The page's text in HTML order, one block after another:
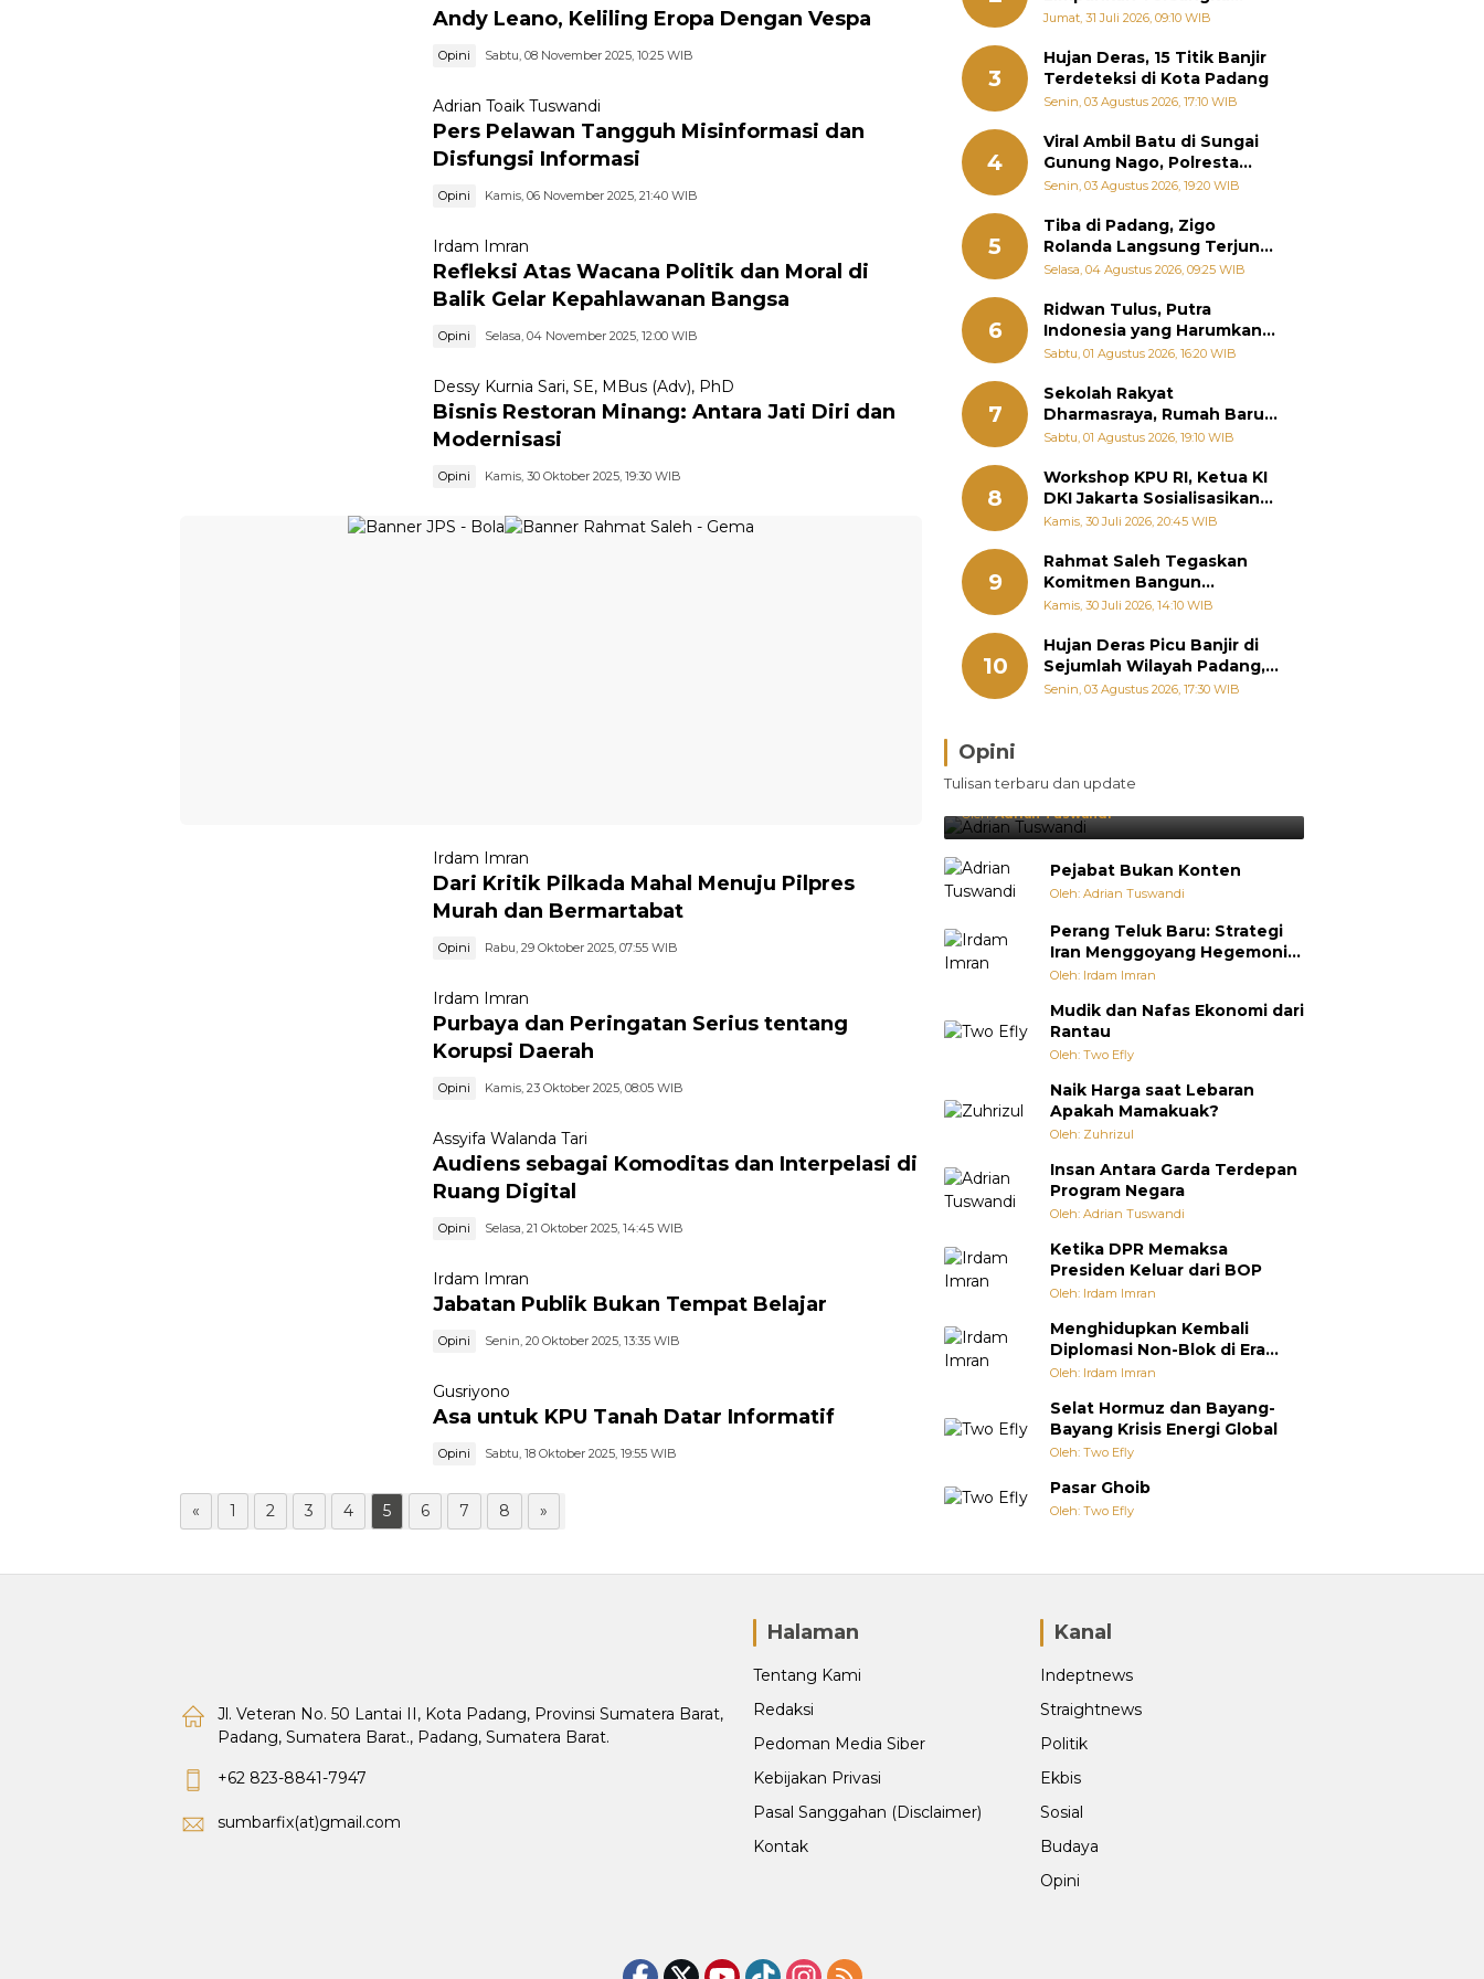
Andy Leano, Keliling Eropa Dengan Vespa
Opini Sabtu, 08 November 2025, 10:25 WIB
Adrian Toaik Tuswandi
Pers Pelawan Tangguh Misinformasi dan
Disfungsi Informasi
Opini Kamis, 06 November 2025, 21:40 WIB
Irdam Imran
Refleksi Atas Wacana Politik dan Moral di
Balik Gelar Kepahlawanan Bangsa
Opini Selasa, 04 November 2025, 12:00 WIB
Dessy Kurnia Sari, SE, MBus (Adv), PhD
Bisnis Restoran Minang: Antara Jati Diri dan
Modernisasi
Opini Kamis, 30 Oktober 2025, 19:30 WIB
Irdam Imran
Dari Kritik Pilkada Mahal Menuju Pilpres
Murah dan Bermartabat
Opini Rabu, 29 Oktober 2025, 07:55 WIB
Irdam Imran
Purbaya dan Peringatan Serius tentang
Korupsi Daerah
Opini Kamis, 23 Oktober 2025, 08:05 WIB
Assyifa Walanda Tari
Audiens sebagai Komoditas dan Interpelasi di
Ruang Digital
Opini Selasa, 21 Oktober 2025, 14:45 WIB
Irdam Imran
Jabatan Publik Bukan Tempat Belajar
Opini Senin, 20 Oktober 2025, 13:35 WIB
Gusriyono
Asa untuk KPU Tanah Datar Informatif
Opini Sabtu, 18 Oktober 2025, 19:55 WIB
« 1 2 3 4 5 6 7 8 »
Pemanenan Kayu Ilegal di
Solok
Jumat, 31 Juli 2026, 09:10 WIB
3
Hujan Deras, 15 Titik Banjir
Terdeteksi di Kota Padang
Senin, 03 Agustus 2026, 17:10 WIB
4
Viral Ambil Batu di Sungai
Gunung Nago, Polresta
Padang Ungkap Fakta
Senin, 03 Agustus 2026, 19:20 WIB
5
Tiba di Padang, Zigo
Rolanda Langsung Terjun
Bantu Warga Terdampak
Selasa, 04 Agustus 2026, 09:25 WIB
6
Ridwan Tulus, Putra
Indonesia yang Harumkan
Nama Bangsa hingga
Jepang
Sabtu, 01 Agustus 2026, 16:20 WIB
7
Sekolah Rakyat
Dharmasraya, Rumah Baru
268 Anak Menggapai Mimpi
Kemiskinan
Sabtu, 01 Agustus 2026, 19:10 WIB
8
Workshop KPU RI, Ketua KI
DKI Jakarta Sosialisasikan
Hukum Acara Penyelesaian
Kamis, 30 Juli 2026, 20:45 WIB
9
Rahmat Saleh Tegaskan
Komitmen Bangun
Pertanian Sumbar Tanpa
Kamis, 30 Juli 2026, 14:10 WIB
10
Hujan Deras Picu Banjir di
Sejumlah Wilayah Padang,
Fadly Amran Perintahkan
Senin, 03 Agustus 2026, 17:30 WIB
Opini
Tulisan terbaru dan update
Brasil Lebih Diunggulkan, tetapi
Jepang Selalu Punya Cara Membuat
Kejutan
Oleh:Adrian Tuswandi
Pejabat Bukan Konten
Oleh: Adrian Tuswandi
Perang Teluk Baru: Strategi
Iran Menggoyang Hegemoni
AS dari Dalam
Oleh: Irdam Imran
Mudik dan Nafas Ekonomi dari
Rantau
Oleh: Two Efly
Naik Harga saat Lebaran
Apakah Mamakuak?
Oleh: Zuhrizul
Insan Antara Garda Terdepan
Program Negara
Oleh: Adrian Tuswandi
Ketika DPR Memaksa
Presiden Keluar dari BOP
Oleh: Irdam Imran
Menghidupkan Kembali
Diplomasi Non-Blok di Era
Multipolar
Oleh: Irdam Imran
Selat Hormuz dan Bayang-
Bayang Krisis Energi Global
Oleh: Two Efly
Pasar Ghoib
Oleh: Two Efly
Jl. Veteran No. 50 Lantai II, Kota Padang, Provinsi Sumatera Barat,
Padang, Sumatera Barat., Padang, Sumatera Barat.
+62 823-8841-7947
sumbarfix(at)gmail.com
Halaman
Tentang Kami
Redaksi
Pedoman Media Siber
Kebijakan Privasi
Pasal Sanggahan (Disclaimer)
Kontak
Kanal
Indeptnews
Straightnews
Politik
Ekbis
Sosial
Budaya
Opini